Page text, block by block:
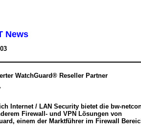
News
WatchGuard® Reseller Partner
Internet / LAN Security bietet die bw-
Firewall- und VPN Lösungen von
einem der Marktführer im Firewall